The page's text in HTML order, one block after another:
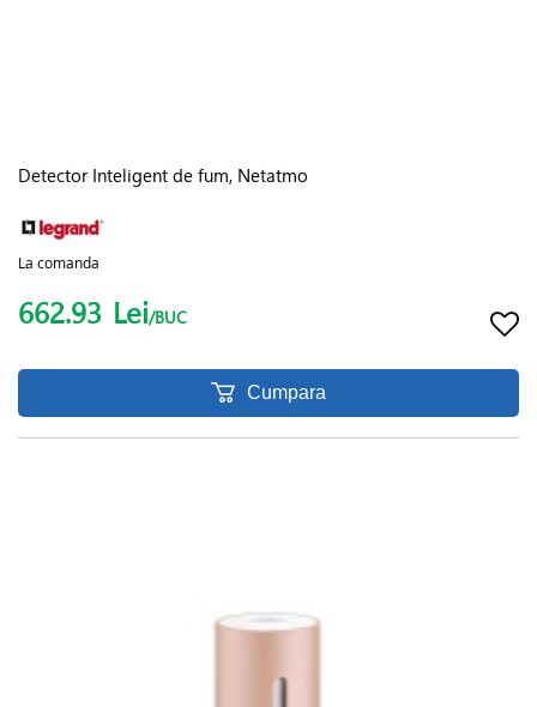
Detector Inteligent de fum, Netatmo
La comanda
662.93 Lei/BUC
Cumpara